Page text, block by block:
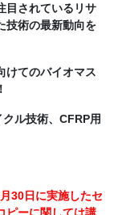
目されているリサ
技術の最新動向を
てのバイオマス
ル技術、CFRP用
30日に実施したセ
ピーに関しては講